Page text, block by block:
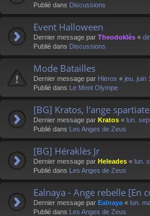
Publié dans Discussions
Event Halloween
Dernier message par Theodoklès «
Publié dans Discussions
Mode Batailles
Dernier message par Hieros « jeu. juin
Publié dans Le Mont Olympe
[BG] Kratos, l'ange
Dernier message par Kratos « lun.
Publié dans Les Anges de Zeus
[BG] Héraklès Jr
Dernier message par Heleades « lun.
Publié dans Les Anges de Zeus
Ealnaya - Ange rebelle [En
Dernier message par Ealnaya « lun.
Publié dans Les Anges de Zeus